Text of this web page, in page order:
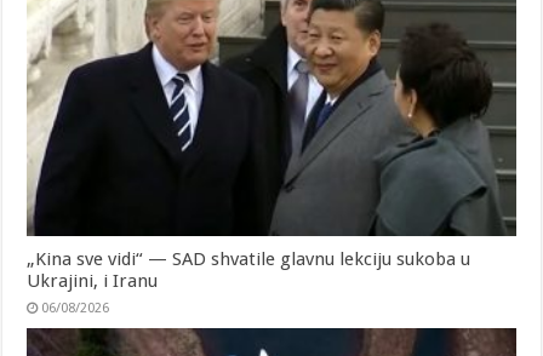
„Kina sve vidi“ — SAD shvatile glavnu lekciju sukoba u
Ukrajini, i Iranu
06/08/2026